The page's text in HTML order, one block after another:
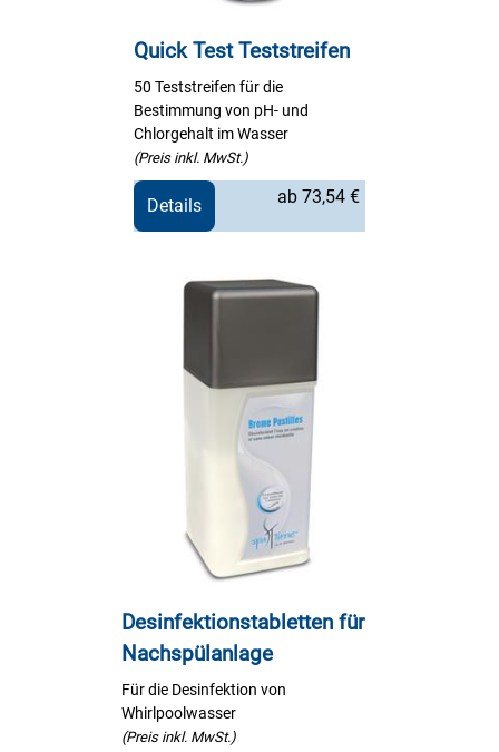
Quick Test Teststreifen
50 Teststreifen für die
Bestimmung von pH- und
Chlorgehalt im Wasser
(Preis inkl. MwSt.)
Details ab 73,54 €
Desinfektionstabletten für
Nachspülanlage
Für die Desinfektion von
Whirlpoolwasser
(Preis inkl. MwSt.)